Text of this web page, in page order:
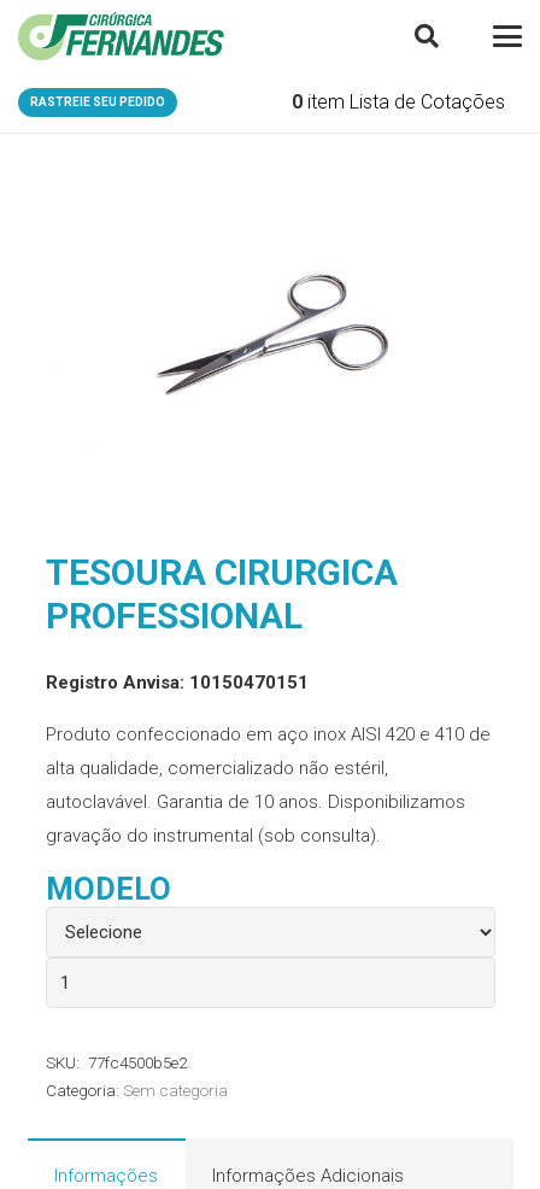
RASTREIE SEU PEDIDO 0 item Lista de Cotações
TESOURA CIRURGICA
PROFESSIONAL
Registro Anvisa: 10150470151
Produto confeccionado em aço inox AISI 420 e 410 de
alta qualidade, comercializado não estéril,
autoclavável. Garantia de 10 anos. Disponibilizamos
gravação do instrumental (sob consulta).
MODELO
Tesoura
Cirurgica
quantidade
SKU: 77fc4500b5e2
Categoria: Sem categoria
Informações Informações Adicionais